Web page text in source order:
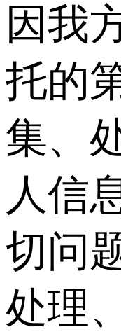
因我
托的
集、
人信
切问
处理